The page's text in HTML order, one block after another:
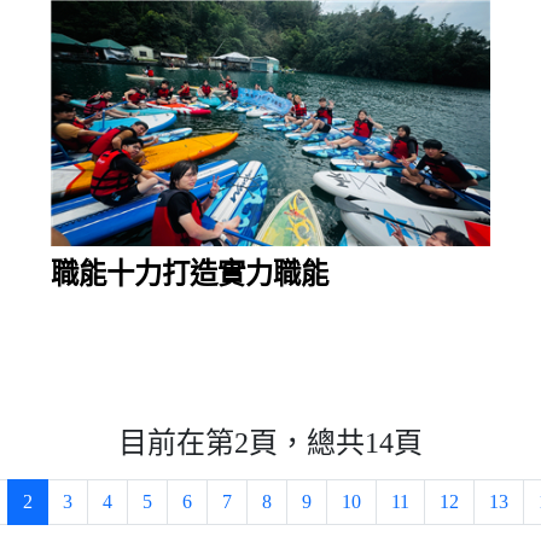
職能十力打造實力職能
目前在第2頁，總共14頁
2 3 4 5 6 7 8 9 10 11 12 13